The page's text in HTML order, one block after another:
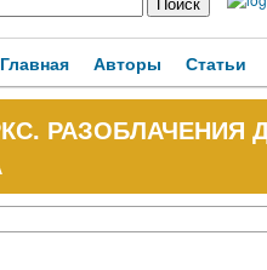
Главная Авторы Статьи
РАЗОБЛАЧЕНИЯ